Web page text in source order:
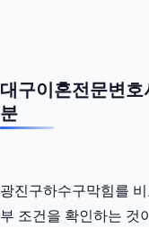
대구이혼전문변
분
광진구하수구막힘를
부 조건을 확인하는 것